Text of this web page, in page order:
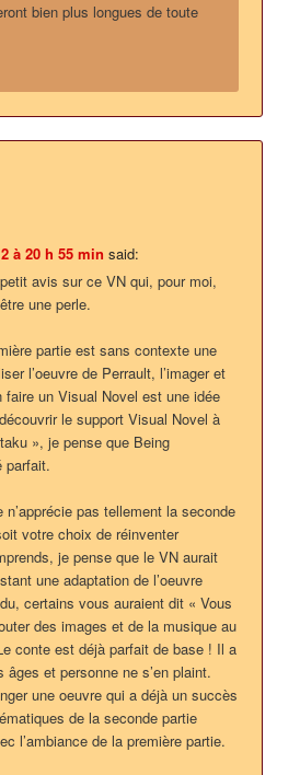
bien plus longues de toute
à 20 h 55 min said:
avis sur ce VN qui, pour moi,
une perle.
partie est sans contexte une
l’oeuvre de Perrault, l’imager et
faire un Visual Novel est une idée
le support Visual Novel à
», je pense que Being
parfait.
n’apprécie pas tellement la seconde
votre choix de réinventer
je pense que le VN aurait
une adaptation de l’oeuvre
certains vous auraient dit « Vous
des images et de la musique au
conte est déjà parfait de base ! Il a
et personne ne s’en plaint.
une oeuvre qui a déjà un succès
de la seconde partie
l’ambiance de la première partie.